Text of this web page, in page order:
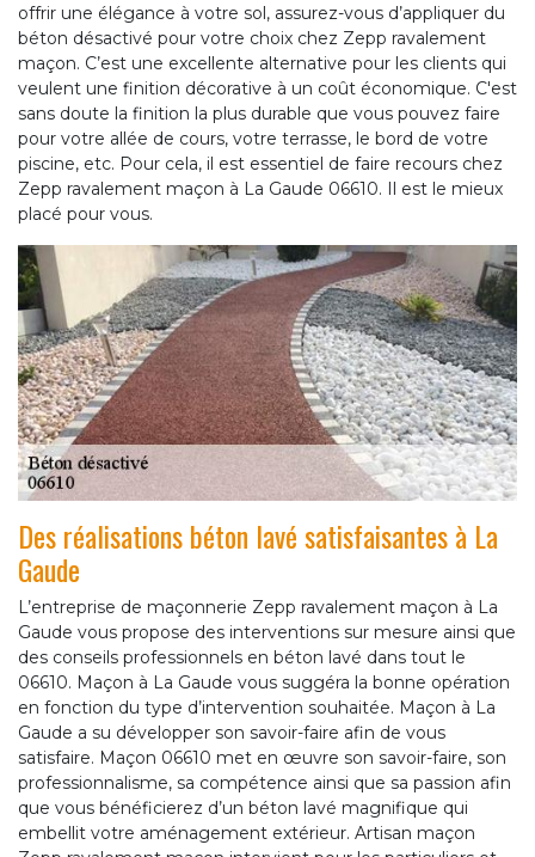
offrir une élégance à votre sol, assurez-vous d’appliquer du
béton désactivé pour votre choix chez Zepp ravalement
maçon. C’est une excellente alternative pour les clients qui
veulent une finition décorative à un coût économique. C'est
sans doute la finition la plus durable que vous pouvez faire
pour votre allée de cours, votre terrasse, le bord de votre
piscine, etc. Pour cela, il est essentiel de faire recours chez
Zepp ravalement maçon à La Gaude 06610. Il est le mieux
placé pour vous.
Des réalisations béton lavé satisfaisantes à La
Gaude
L’entreprise de maçonnerie Zepp ravalement maçon à La
Gaude vous propose des interventions sur mesure ainsi que
des conseils professionnels en béton lavé dans tout le
06610. Maçon à La Gaude vous suggéra la bonne opération
en fonction du type d’intervention souhaitée. Maçon à La
Gaude a su développer son savoir-faire afin de vous
satisfaire. Maçon 06610 met en œuvre son savoir-faire, son
professionnalisme, sa compétence ainsi que sa passion afin
que vous bénéficierez d’un béton lavé magnifique qui
embellit votre aménagement extérieur. Artisan maçon